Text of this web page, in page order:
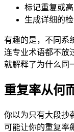
标记重复或
生成详细的
有趣的是，不同系
连专业术语都不放
就解释了为什么同
重复率从何
你以为只有大段抄
可能让你的重复率